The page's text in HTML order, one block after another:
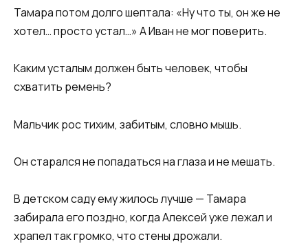
Тамара потом долго шептала: «Ну что ты, он же не
хотел… просто устал…» А Иван не мог поверить.
Каким усталым должен быть человек, чтобы
схватить ремень?
Мальчик рос тихим, забитым, словно мышь.
Он старался не попадаться на глаза и не мешать.
В детском саду ему жилось лучше — Тамара
забирала его поздно, когда Алексей уже лежал и
храпел так громко, что стены дрожали.